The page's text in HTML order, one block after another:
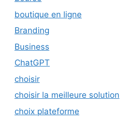
boutique en ligne
Branding
Business
ChatGPT
choisir
choisir la meilleure solution
choix plateforme